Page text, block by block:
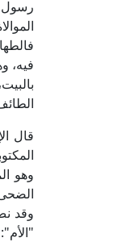
رسول
فيه،
وهو
وقد